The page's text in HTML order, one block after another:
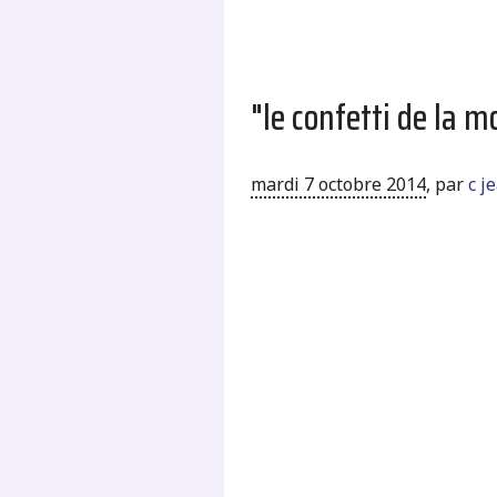
"le confetti de la
mardi 7 octobre 2014, parc